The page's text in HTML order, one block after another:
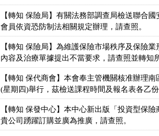
【轉知 保險局】有關法務部調查局檢送聯合
會員依資恐防制法相關規定辦理，請查照。
【轉知 保險局】為維護保險市場秩序及保險
內容及治療單據提出不當要求，請查照並轉知
【轉知 保代商會】本會奉主管機關核准辦理
(星期四)舉行，茲檢送課程時間及報名表各乙
【轉知 保發中心】本中心新出版「投資型保
貴公司踴躍訂購並廣為推廣，請查照。